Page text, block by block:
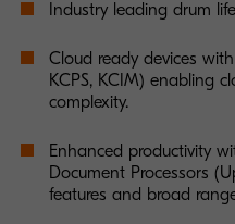
Industry leading drum
Cloud ready devices
KCPS, KCIM) enabling
complexity.
Enhanced productivity
Document Processors
features and broad